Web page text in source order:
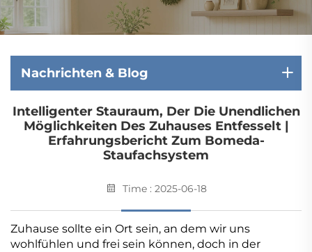
Nachrichten & Blog
Intelligenter Stauraum, Der Die Unendlichen
Möglichkeiten Des Zuhauses Entfesselt |
Erfahrungsbericht Zum Bomeda-
Staufachsystem
Time : 2025-06-18
Zuhause sollte ein Ort sein, an dem wir uns
wohlfühlen und frei sein können, doch in der